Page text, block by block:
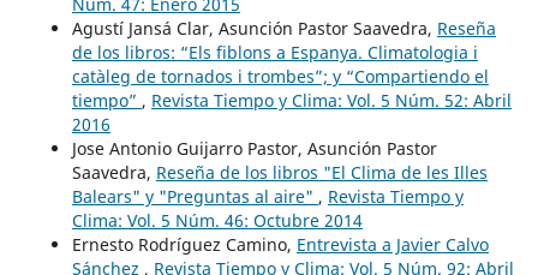
Agustí Jansá Clar, Asunción Pastor Saavedra, Reseña
de los libros: “Els fiblons a Espanya. Climatologia i
catàleg de tornados i trombes”; y “Compartiendo el
tiempo” , Revista Tiempo y Clima: Vol. 5 Núm. 52: Abril
2016
Jose Antonio Guijarro Pastor, Asunción Pastor
Saavedra, Reseña de los libros "El Clima de les Illes
Balears" y "Preguntas al aire" , Revista Tiempo y
Clima: Vol. 5 Núm. 46: Octubre 2014
Ernesto Rodríguez Camino, Entrevista a Javier Calvo
Sánchez , Revista Tiempo y Clima: Vol. 5 Núm. 92: Abril